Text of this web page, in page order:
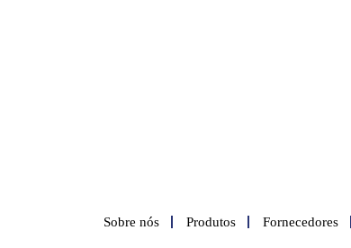
Sobre nós Produtos Fornecedores